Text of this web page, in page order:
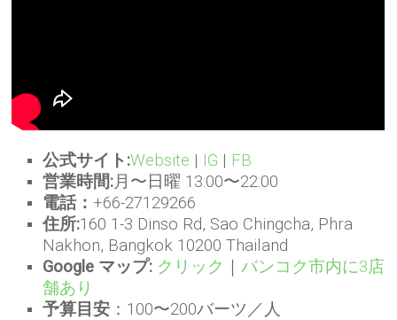
公式サイト:Website | IG | FB
営業時間:月〜日曜 13:00〜22:00
電話： +66-27129266
住所:160 1-3 Dinso Rd, Sao Chingcha, Phra
Nakhon, Bangkok 10200 Thailand
Google マップ: クリック ｜バンコク市内に3店
舗あり
予算目安 ：100〜200バーツ／人